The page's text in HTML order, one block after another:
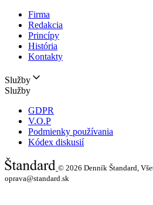
Firma
Redakcia
Princípy
História
Kontakty
Služby
Služby
GDPR
V.O.P
Podmienky používania
Kódex diskusií
© 2026 Denník Štandard,
oprava@standard.sk